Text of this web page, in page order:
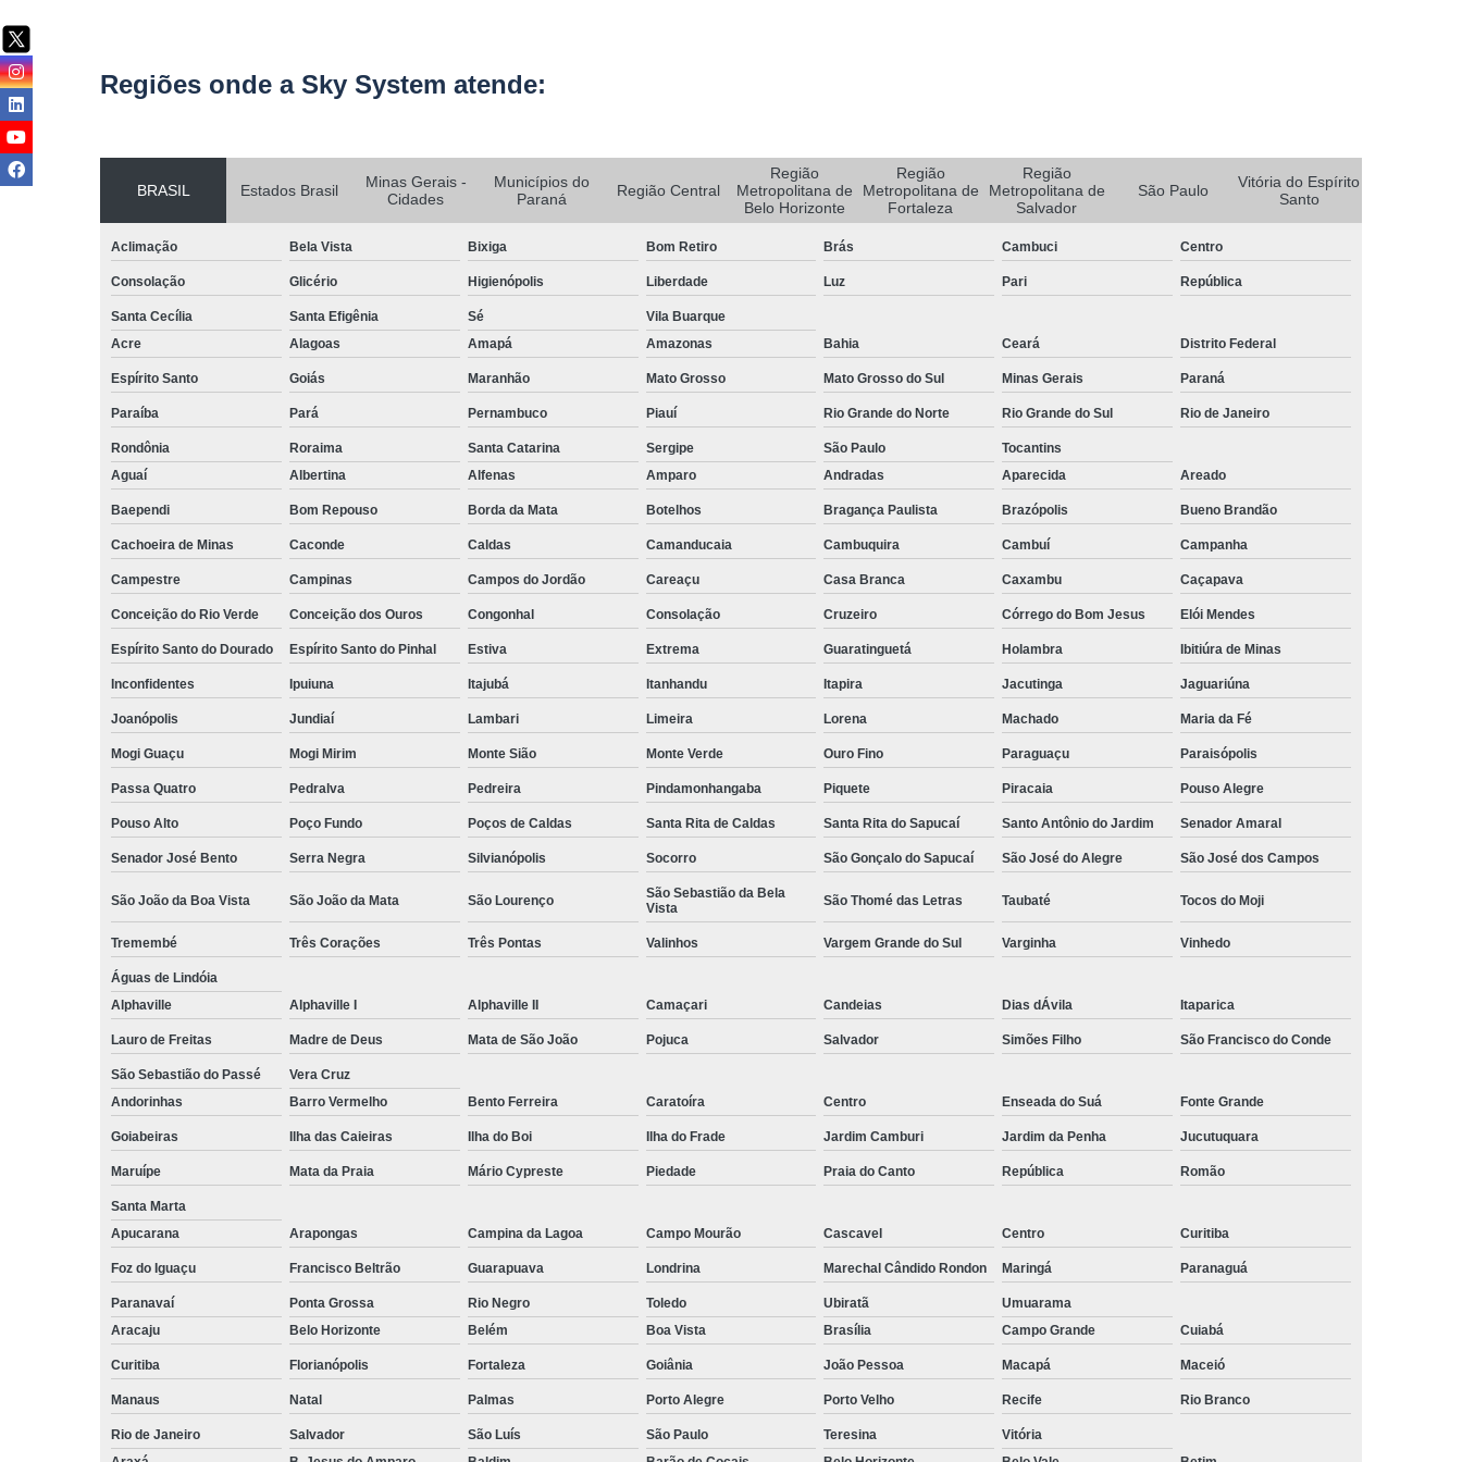
Rastreador Portátil para Veículos
Rastreador Via Satelite para Carros
Bloqueador e Rastreador Automotivo
Empresa de Rastreador Automotivo
Gps Veicular Rastreador
Rastreador Automotivo
Rastreador Automotivo Belo Horizonte
Rastreador Automotivo Minas Gerais
Rastreador e Bloqueador Automotivo
Rastreador Eletrônico Automotivo
Rastreador Gps Automotivo
Rastreador para Carros de Empresa
Empresa de Rastreamento de Caminhões
Instalação de Rastreador em Caminhão
Rastreador de Caminhão
Rastreador de Caminhão Belo Horizonte
Rastreador de Caminhão Minas Gerais
Rastreador Gps para Caminhão
Rastreador para Caminhão
Rastreador para Caminhão Via Satélite
Rastreador Satelital para Caminhões
Rastreador Via Satélite para Caminhão
Rastreamento de Caminhão Via Satélite
Sistema de Rastreamento de Caminhões
Empresa de Rastreador Veicular
Empresa Especializada em Rastreador de Carro
Rastreador de Automóveis
Rastreador de Carro
Rastreador de Carro Belo Horizonte
Rastreador de Carro Minas Gerais
Rastreador Gps para Carros
Rastreador Veicular para Carros de Empresa
Rastreador Veicular para Frota
Rastreador Veicular Particular
Gps Rastreador para Carros
Rastreador de Carros
Rastreador do Carro
Rastreador Gps para Carro
Rastreador no Carro
Rastreador para Carro
Rastreador para Carros com Escuta
Rastreador para Colocar no Carro
Rastreador por Satelite para Carros
Empresa de Rastreamento de Automóveis
Empresa Especializada em Rastreamento de Carros
Rastreamento Carros Via Satélite
Rastreamento de Carros Belo Horizonte
Rastreamento de Carros e Caminhões
Rastreamento de Carros e Caminhões Via Gps
Rastreamento de Carros Minas Gerais
Rastreamento de Carros por Satélite
Rastreamento de Carros Via Satélite
Rastreamento de Frota Via Satélite
Rastreamento de Frotas Belo Horizonte
Rastreamento de Frotas com Tecnologia Gps
Rastreamento de Frotas Minas Gerais
Rastreamento e Gestão de Frotas
Rastreamento e Monitoramento de Frotas
Rastreamento Frota Gps
Rastreamento Veicular Frotas
Empresa de Rastreamento de Carros
Regiões onde a Sky System atende:
BRASIL Estados Brasil
Minas Gerais -
Cidades
Municípios do
Paraná
Região Central
Região
Metropolitana de
Belo Horizonte
Região
Metropolitana de
Fortaleza
Região
Metropolitana de
Salvador
São Paulo
Vitória do Espírito
Santo
Aclimação Bela Vista Bixiga Bom Retiro Brás Cambuci Centro
Consolação Glicério Higienópolis Liberdade Luz Pari República
Santa Cecília Santa Efigênia Sé
Vila Buarque
Acre
Alagoas Amapá Amazonas Bahia Ceará Distrito Federal
Espírito Santo Goiás Maranhão Mato Grosso Mato Grosso do Sul Minas Gerais Paraná
Paraíba Pará Pernambuco Piauí Rio Grande do Norte Rio Grande do Sul Rio de Janeiro
Rondônia Roraima Santa Catarina Sergipe São Paulo
Tocantins
Aguaí
Albertina Alfenas Amparo Andradas Aparecida Areado
Baependi Bom Repouso Borda da Mata Botelhos Bragança Paulista Brazópolis Bueno Brandão
Cachoeira de Minas Caconde Caldas Camanducaia Cambuquira Cambuí Campanha
Campestre Campinas Campos do Jordão Careaçu Casa Branca Caxambu Caçapava
Conceição do Rio Verde Conceição dos Ouros Congonhal Consolação Cruzeiro Córrego do Bom Jesus Elói Mendes
Espírito Santo do Dourado Espírito Santo do Pinhal Estiva Extrema Guaratinguetá Holambra Ibitiúra de Minas
Inconfidentes Ipuiuna Itajubá Itanhandu Itapira Jacutinga Jaguariúna
Joanópolis Jundiaí Lambari Limeira Lorena Machado Maria da Fé
Mogi Guaçu Mogi Mirim Monte Sião Monte Verde Ouro Fino Paraguaçu Paraisópolis
Passa Quatro Pedralva Pedreira Pindamonhangaba Piquete Piracaia Pouso Alegre
Pouso Alto Poço Fundo Poços de Caldas Santa Rita de Caldas Santa Rita do Sapucaí Santo Antônio do Jardim Senador Amaral
Senador José Bento Serra Negra Silvianópolis Socorro São Gonçalo do Sapucaí São José do Alegre São José dos Campos
São João da Boa Vista São João da Mata São Lourenço
São Sebastião da Bela
Vista
São Thomé das Letras Taubaté Tocos do Moji
Tremembé Três Corações Três Pontas Valinhos Vargem Grande do Sul Varginha Vinhedo
Águas de Lindóia
Alphaville
Alphaville I Alphaville II Camaçari Candeias Dias dÁvila Itaparica
Lauro de Freitas Madre de Deus Mata de São João Pojuca Salvador Simões Filho São Francisco do Conde
São Sebastião do Passé
Vera Cruz
Andorinhas
Barro Vermelho Bento Ferreira Caratoíra Centro Enseada do Suá Fonte Grande
Goiabeiras Ilha das Caieiras Ilha do Boi Ilha do Frade Jardim Camburi Jardim da Penha Jucutuquara
Maruípe Mata da Praia Mário Cypreste Piedade Praia do Canto República Romão
Santa Marta
Apucarana
Arapongas Campina da Lagoa Campo Mourão Cascavel Centro Curitiba
Foz do Iguaçu Francisco Beltrão Guarapuava Londrina Marechal Cândido Rondon Maringá Paranaguá
Paranavaí Ponta Grossa Rio Negro Toledo Ubiratã
Umuarama
Aracaju
Belo Horizonte Belém Boa Vista Brasília Campo Grande Cuiabá
Curitiba Florianópolis Fortaleza Goiânia João Pessoa Macapá Maceió
Manaus Natal Palmas Porto Alegre Porto Velho Recife Rio Branco
Rio de Janeiro Salvador São Luís São Paulo Teresina
Vitória